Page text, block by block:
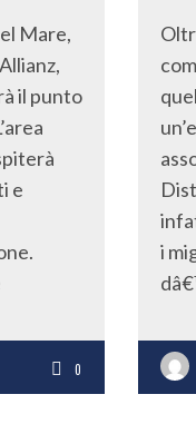
Mare,
il punto
e
0
i